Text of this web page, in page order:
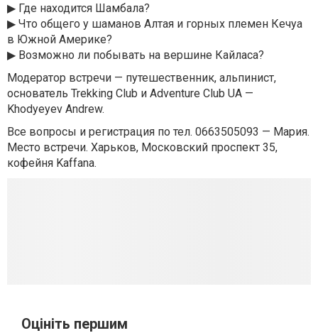
▶ Где находится Шамбала?
▶ Что общего у шаманов Алтая и горных племен Кечуа
в Южной Америке?
▶ Возможно ли побывать на вершине Кайласа?
Модератор встречи — путешественник, альпинист,
основатель Trekking Club и Adventure Club UA —
Khodyeyev Andrew.
Все вопросы и регистрация по тел. 0663505093 — Мария.
Место встречи. Харьков, Московский проспект 35,
кофейня Kaffana.
Оцініть першим